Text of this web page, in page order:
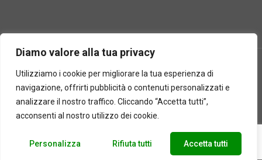
Diamo valore alla tua privacy
Utilizziamo i cookie per migliorare la tua esperienza di
navigazione, offrirti pubblicità o contenuti personalizzati e
analizzare il nostro traffico. Cliccando “Accetta tutti”,
acconsenti al nostro utilizzo dei cookie.
Personalizza Rifiuta tutti Accetta tutti
2025 © Laboratorio d'erbe Sauro - P.IVA 05049760233. Tutti i
diritti riservati | Designed by